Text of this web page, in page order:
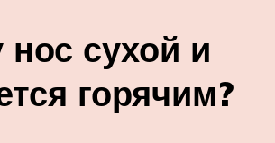
сухой и
горячим?